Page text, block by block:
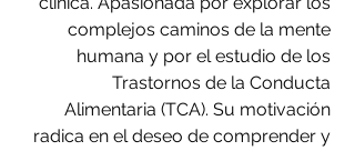
complejos caminos de la mente
humana y por el estudio de los
Trastornos de la Conducta
Alimentaria (TCA). Su motivación
radica en el deseo de comprender y